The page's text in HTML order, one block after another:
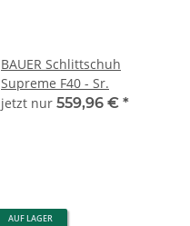
BAUER Schlittschuh
Supreme F40 - Sr.
jetzt nur 559,96 € *
AUF LAGER